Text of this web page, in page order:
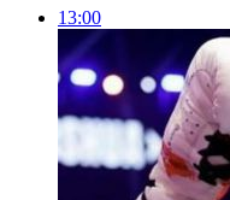
13:00